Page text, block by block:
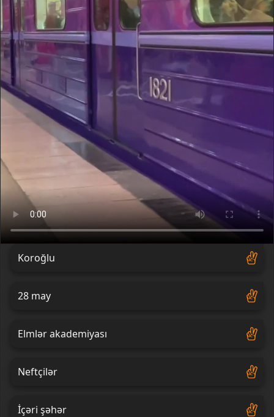
Koroğlu
28 may
Elmlər akademiyası
Neftçilər
İçəri şəhər